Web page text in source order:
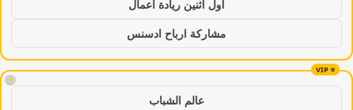
اول اثنين ريادة اعمال
مشاركة ارباح ادسنس
!
عالم الشباب